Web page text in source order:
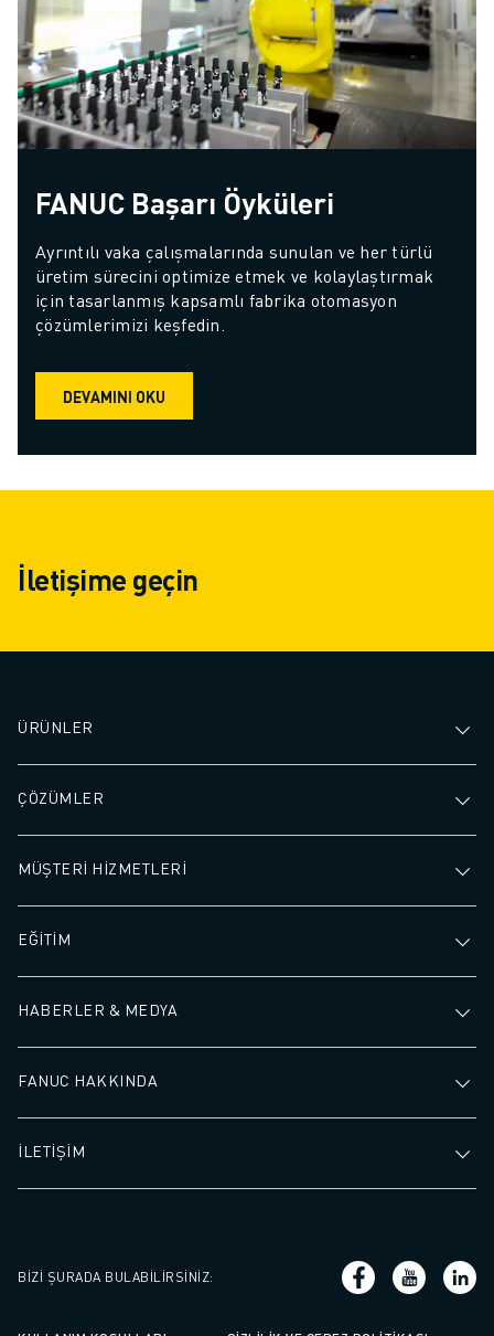
FANUC Başarı Öyküleri
Ayrıntılı vaka çalışmalarında sunulan ve her türlü
üretim sürecini optimize etmek ve kolaylaştırmak
için tasarlanmış kapsamlı fabrika otomasyon
çözümlerimizi keşfedin.
DEVAMINI OKU
İletişime geçin
ÜRÜNLER
ÇÖZÜMLER
MÜŞTERİ HİZMETLERİ
EĞİTİM
HABERLER & MEDYA
FANUC HAKKINDA
İLETİŞİM
BIZI ŞURADA BULABILIRSINIZ: